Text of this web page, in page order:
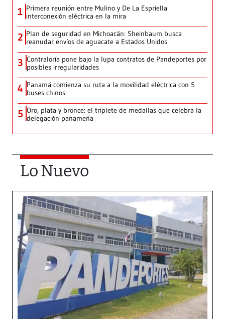
1 Primera reunión entre Mulino y De La Espriella:
interconexión eléctrica en la mira
2 Plan de seguridad en Michoacán: Sheinbaum busca
reanudar envíos de aguacate a Estados Unidos
3 Contraloría pone bajo la lupa contratos de Pandeportes por
posibles irregularidades
4 Panamá comienza su ruta a la movilidad eléctrica con 5
buses chinos
5 Oro, plata y bronce: el triplete de medallas que celebra la
delegación panameña
Lo Nuevo